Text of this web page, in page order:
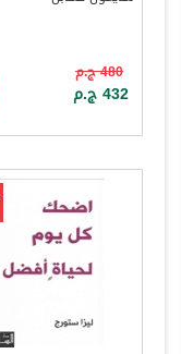
480 ج.م
432 ج.م